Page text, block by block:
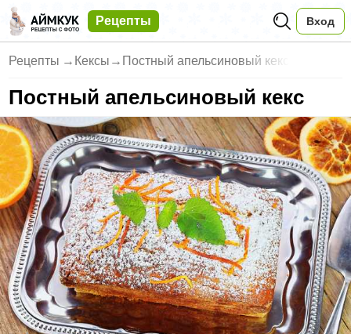
Рецепты Вход
Рецепты → Кексы → Постный апельсиновый кекс
Постный апельсиновый кекс